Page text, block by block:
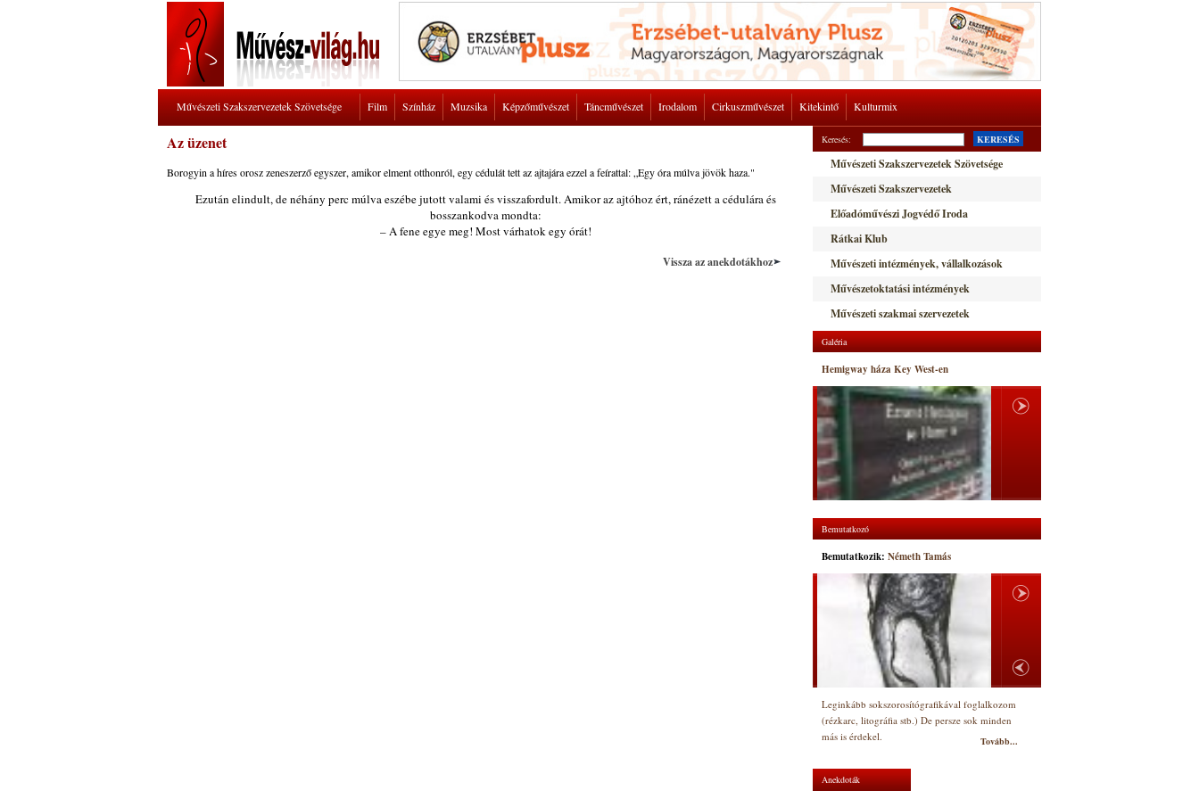
Művészeti Szakszervezetek Szövetsége Film Színház Muzsika Képzőművészet Táncművészet Irodalom Cirkuszművészet Kitekintő Kulturmix
Az üzenet
Borogyin a híres orosz zeneszerző egyszer, amikor elment otthonról, egy cédulát tett az ajtajára ezzel a feírattal: „Egy óra múlva jövök haza."
Ezután elindult, de néhány perc múlva eszébe jutott valami és visszafordult. Amikor az ajtóhoz ért, ránézett a cédulára és
bosszankodva mondta:
– A fene egye meg! Most várhatok egy órát!
Vissza az anekdotákhoz
Keresés: KERESÉS
Művészeti Szakszervezetek Szövetsége
Művészeti Szakszervezetek
Előadóművészi Jogvédő Iroda
Rátkai Klub
Művészeti intézmények, vállalkozások
Művészetoktatási intézmények
Művészeti szakmai szervezetek
Galéria
Hemigway háza Key West-en
Bemutatkozó
Bemutatkozik: Németh Tamás
Leginkább sokszorosítógrafikával foglalkozom
(rézkarc, litográfia stb.) De persze sok minden
más is érdekel.
Tovább...
Anekdoták